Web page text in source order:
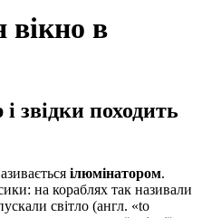
вікно в
звідки походить
ілюмінатором.
на кораблях так називали
світло (англ. «to